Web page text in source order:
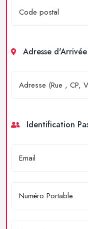
Adresse d'Arrivée
Identification